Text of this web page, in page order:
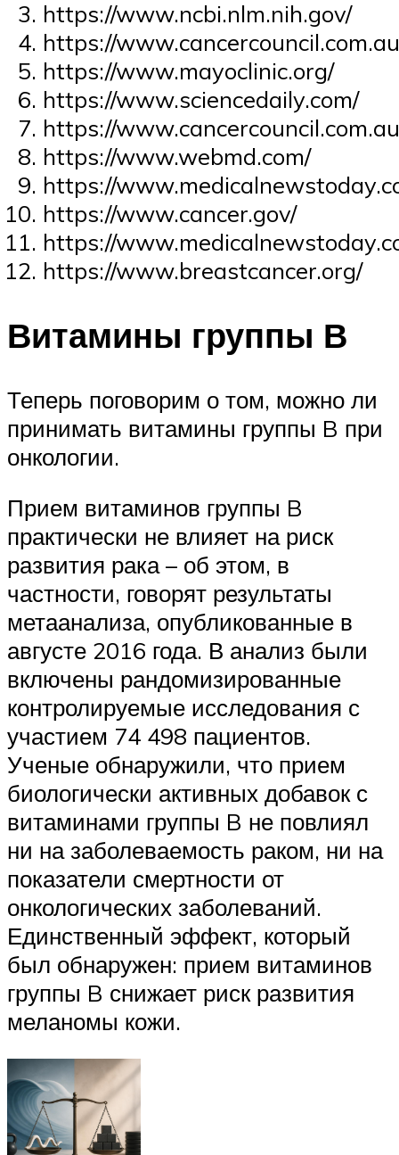
https://www.ncbi.nlm.nih.gov/
https://
https://www.mayoclinic.org/
https://www.sciencedaily.com/
https://
https://www.webmd.com/
https://
https://www.cancer.gov/
https://
https://www.breastcancer.org/
Витамины группы В
Теперь поговорим о том, можно ли
принимать витамины группы B при
онкологии.
Прием витаминов группы B
практически не влияет на риск
развития рака – об этом, в
частности, говорят результаты
метаанализа, опубликованные в
августе 2016 года. В анализ были
включены рандомизированные
контролируемые исследования с
участием 74 498 пациентов.
Ученые обнаружили, что прием
биологически активных добавок с
витаминами группы B не повлиял
ни на заболеваемость раком, ни на
показатели смертности от
онкологических заболеваний.
Единственный эффект, который
был обнаружен: прием витаминов
группы B снижает риск развития
меланомы кожи.